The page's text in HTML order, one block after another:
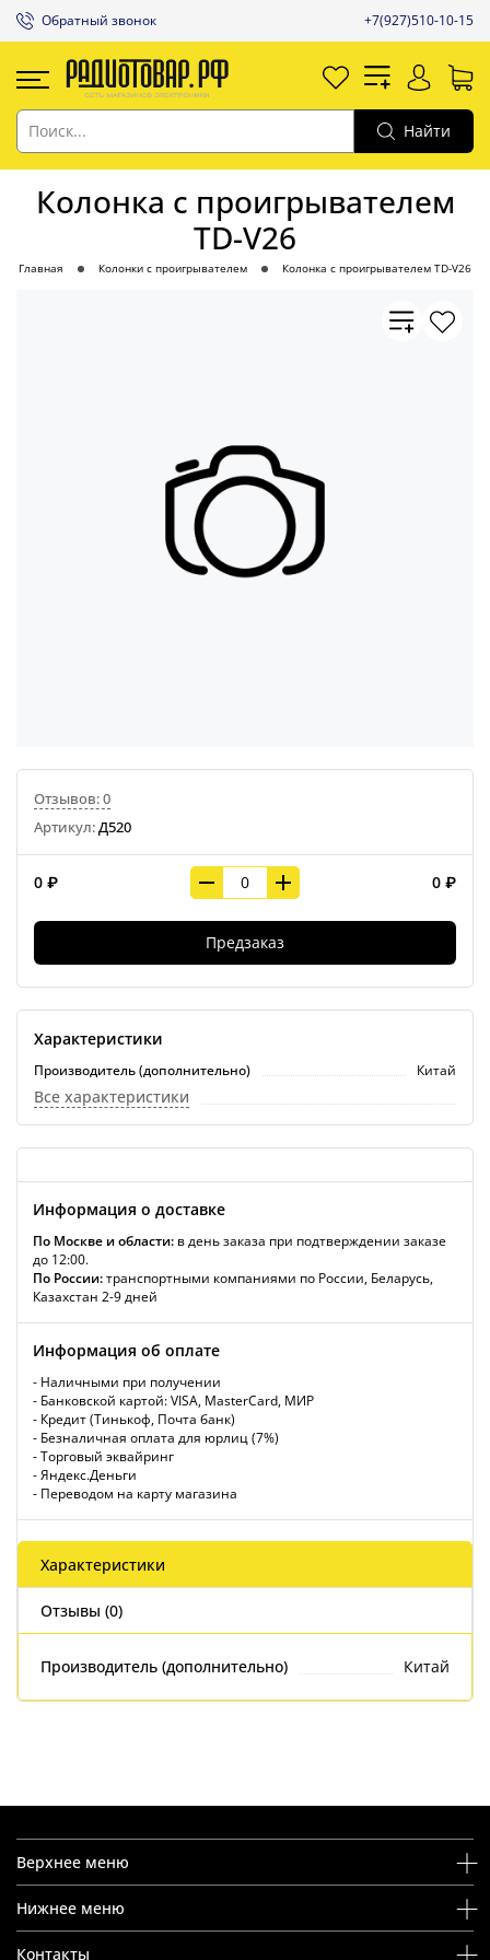
Обратный звонок +7(927)510-10-15
Найти
Колонка с проигрывателем
TD-V26
Главная Колонки с проигрывателем Колонка с проигрывателем TD-V26
Отзывов: 0
Артикул:Д520
0 ₽ 0 ₽
Предзаказ
Характеристики
Производитель (дополнительно) Китай
Все характеристики
Информация о доставке
По Москве и области: в день заказа при подтверждении заказе
до 12:00.
По России:транспортными компаниями по России, Беларусь,
Казахстан 2-9 дней
Информация об оплате
- Наличными при получении
- Банковской картой: VISA, MasterCard, МИР
- Кредит (Тинькоф, Почта банк)
- Безналичная оплата для юрлиц (7%)
- Торговый эквайринг
- Яндекс.Деньги
- Переводом на карту магазина
Характеристики
Отзывы (0)
Производитель (дополнительно) Китай
Верхнее меню
Нижнее меню
Контакты